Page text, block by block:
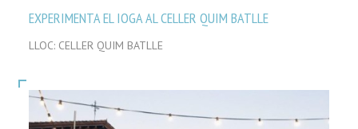
EXPERIMENTA EL IOGA AL CELLER QUIM BATLLE
LLOC: CELLER QUIM BATLLE